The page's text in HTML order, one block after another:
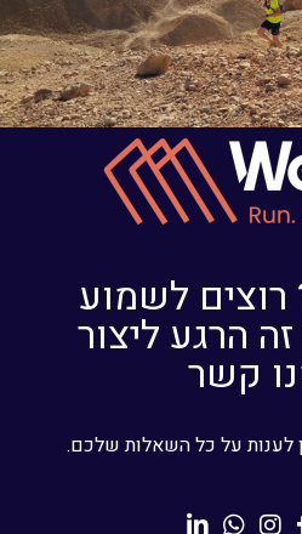
לשמוע
הרגע ליצור
קשר
לענות על כל השאלות שלכם.